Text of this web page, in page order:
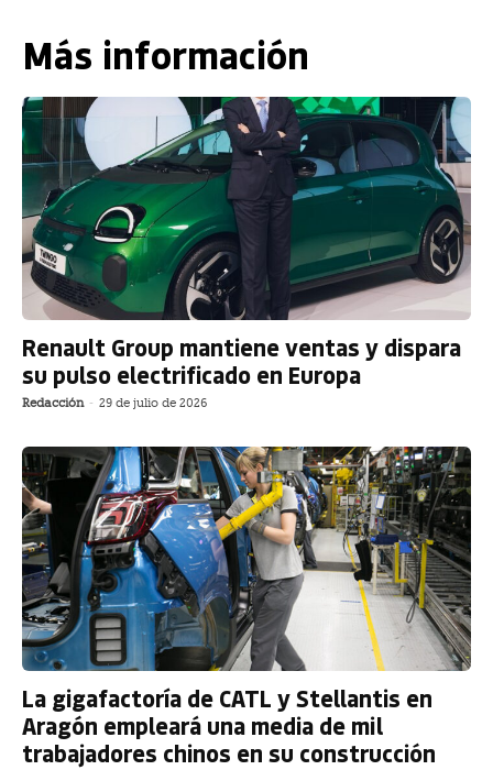
Más información
Renault Group mantiene ventas y dispara
su pulso electrificado en Europa
Redacción - 29 de julio de 2026
La gigafactoría de CATL y Stellantis en
Aragón empleará una media de mil
trabajadores chinos en su construcción